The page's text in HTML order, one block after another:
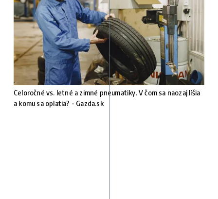
Celoročné vs. letné a zimné pneumatiky. V čom sa naozaj líšia
a komu sa oplatia? - Gazda.sk